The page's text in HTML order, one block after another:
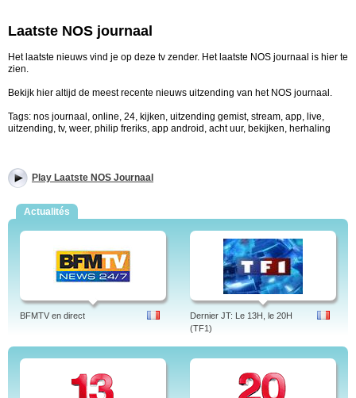
Laatste NOS journaal
Het laatste nieuws vind je op deze tv zender. Het laatste NOS journaal is hier te
zien.
Bekijk hier altijd de meest recente nieuws uitzending van het NOS journaal.
Tags: nos journaal, online, 24, kijken, uitzending gemist, stream, app, live,
uitzending, tv, weer, philip freriks, app android, acht uur, bekijken, herhaling
Play Laatste NOS Journaal
Actualités
BFMTV en direct
Dernier JT: Le 13H, le 20H
(TF1)